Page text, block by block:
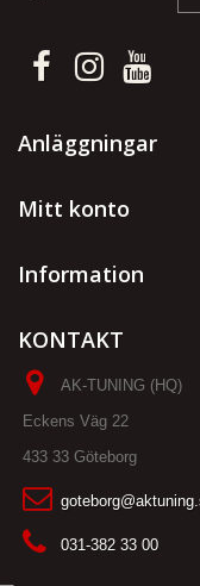
Anläggningar
Mitt konto
Information
KONTAKT
AK-TUNING (HQ)
Eckens Väg 22
433 33 Göteborg
031-382 33 00